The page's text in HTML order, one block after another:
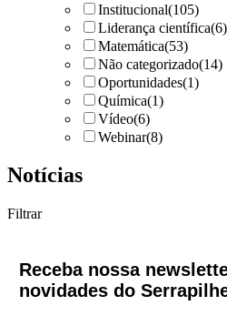
Institucional(105)
Liderança científica(6)
Matemática(53)
Não categorizado(14)
Oportunidades(1)
Química(1)
Vídeo(6)
Webinar(8)
Notícias
Filtrar
Receba nossa
novidades do